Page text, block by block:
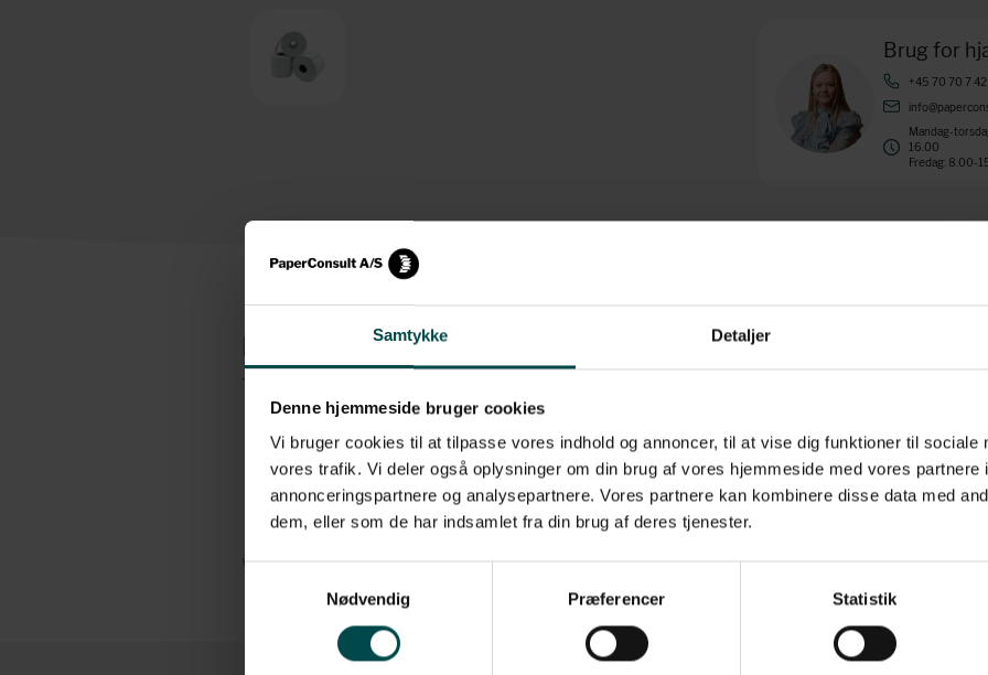
Samtykke Detaljer
Denne hjemmeside bruger cookies
Vi bruger cookies til at tilpasse vores indhold og annoncer, til at vise dig funktioner til sociale
vores trafik. Vi deler også oplysninger om din brug af vores hjemmeside med vores partnere
annonceringspartnere og analysepartnere. Vores partnere kan kombinere disse data med
dem, eller som de har indsamlet fra din brug af deres tjenester.
Nødvendig
Præferencer Statistik
Brug for
+45 70 70 7 42
Mandag-
16.00
Fredag: 8.00-
Beskrivelse
Termorullen har følgende specifikationer:
Mål: 80 mm x 150 mm
Kernestørrelse: 25,4 mm
Gram: 70 g
Antal: Minimum køb: 100 ruller
Vis mere